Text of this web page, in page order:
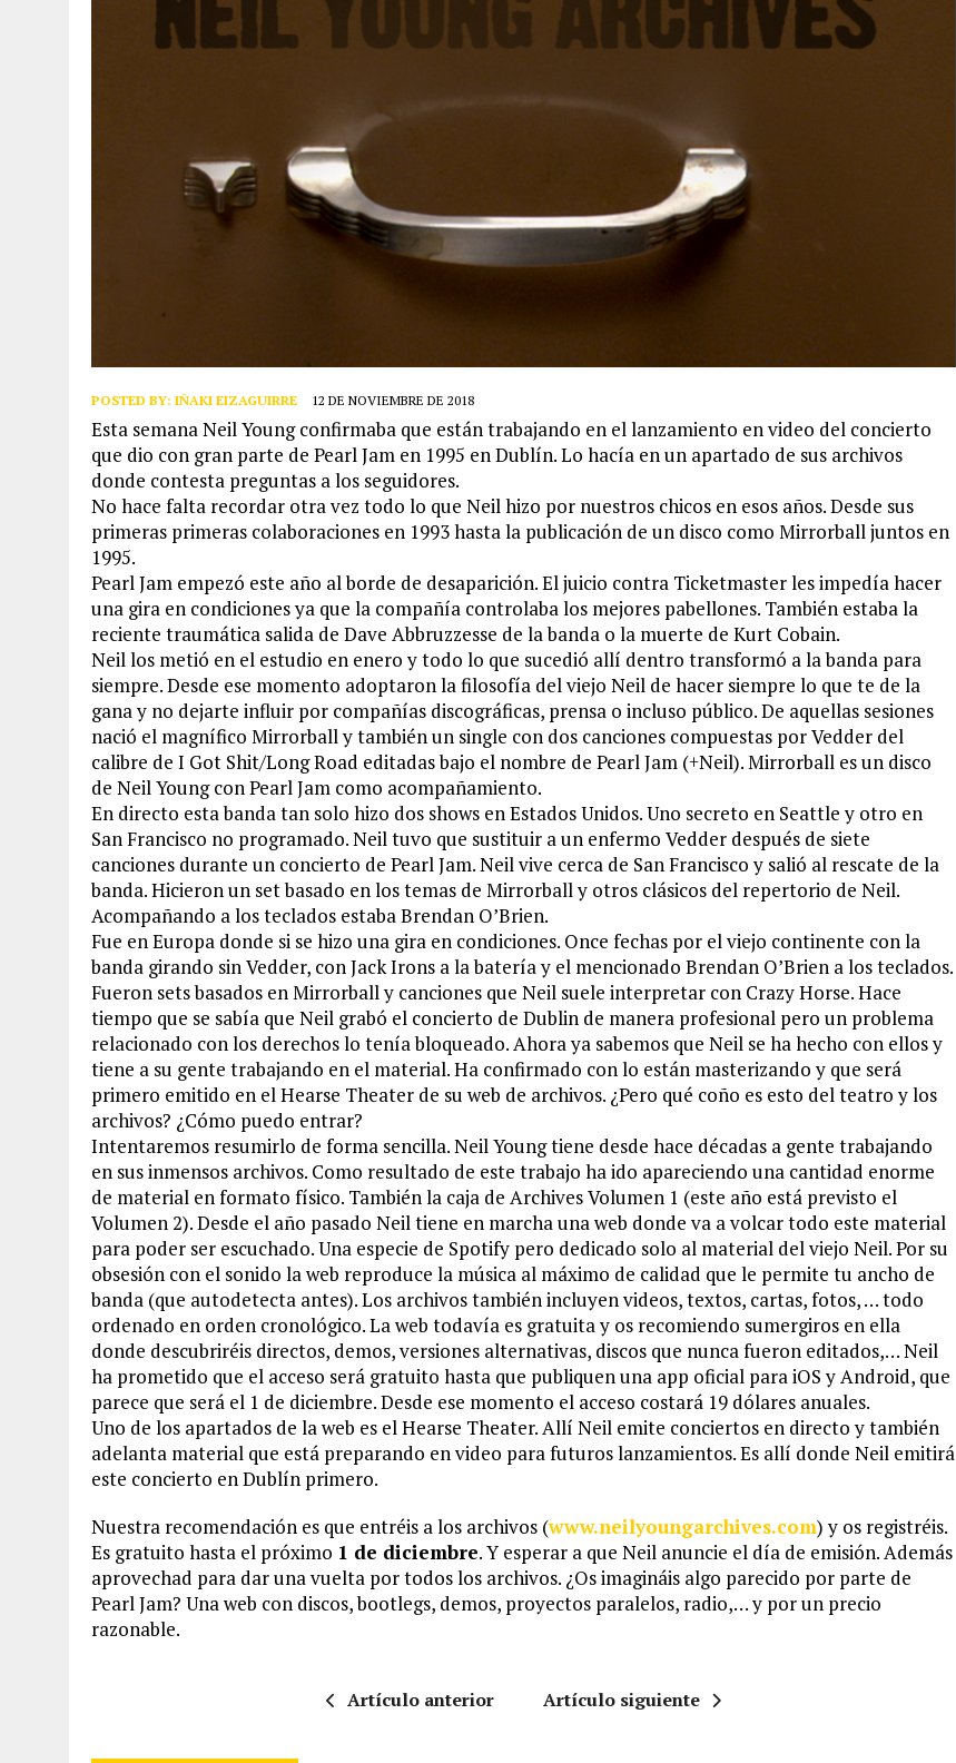
POSTED BY: IÑAKI EIZAGUIRRE 12 DE NOVIEMBRE DE 2018
Esta semana Neil Young confirmaba que están trabajando en el lanzamiento en video del concierto
que dio con gran parte de Pearl Jam en 1995 en Dublín. Lo hacía en un apartado de sus archivos
donde contesta preguntas a los seguidores.
No hace falta recordar otra vez todo lo que Neil hizo por nuestros chicos en esos años. Desde sus
primeras primeras colaboraciones en 1993 hasta la publicación de un disco como Mirrorball juntos en
1995.
Pearl Jam empezó este año al borde de desaparición. El juicio contra Ticketmaster les impedía hacer
una gira en condiciones ya que la compañía controlaba los mejores pabellones. También estaba la
reciente traumática salida de Dave Abbruzzesse de la banda o la muerte de Kurt Cobain.
Neil los metió en el estudio en enero y todo lo que sucedió allí dentro transformó a la banda para
siempre. Desde ese momento adoptaron la filosofía del viejo Neil de hacer siempre lo que te de la
gana y no dejarte influir por compañías discográficas, prensa o incluso público. De aquellas sesiones
nació el magnífico Mirrorball y también un single con dos canciones compuestas por Vedder del
calibre de I Got Shit/Long Road editadas bajo el nombre de Pearl Jam (+Neil). Mirrorball es un disco
de Neil Young con Pearl Jam como acompañamiento.
En directo esta banda tan solo hizo dos shows en Estados Unidos. Uno secreto en Seattle y otro en
San Francisco no programado. Neil tuvo que sustituir a un enfermo Vedder después de siete
canciones durante un concierto de Pearl Jam. Neil vive cerca de San Francisco y salió al rescate de la
banda. Hicieron un set basado en los temas de Mirrorball y otros clásicos del repertorio de Neil.
Acompañando a los teclados estaba Brendan O’Brien.
Fue en Europa donde si se hizo una gira en condiciones. Once fechas por el viejo continente con la
banda girando sin Vedder, con Jack Irons a la batería y el mencionado Brendan O’Brien a los teclados.
Fueron sets basados en Mirrorball y canciones que Neil suele interpretar con Crazy Horse. Hace
tiempo que se sabía que Neil grabó el concierto de Dublin de manera profesional pero un problema
relacionado con los derechos lo tenía bloqueado. Ahora ya sabemos que Neil se ha hecho con ellos y
tiene a su gente trabajando en el material. Ha confirmado con lo están masterizando y que será
primero emitido en el Hearse Theater de su web de archivos. ¿Pero qué coño es esto del teatro y los
archivos? ¿Cómo puedo entrar?
Intentaremos resumirlo de forma sencilla. Neil Young tiene desde hace décadas a gente trabajando
en sus inmensos archivos. Como resultado de este trabajo ha ido apareciendo una cantidad enorme
de material en formato físico. También la caja de Archives Volumen 1 (este año está previsto el
Volumen 2). Desde el año pasado Neil tiene en marcha una web donde va a volcar todo este material
para poder ser escuchado. Una especie de Spotify pero dedicado solo al material del viejo Neil. Por su
obsesión con el sonido la web reproduce la música al máximo de calidad que le permite tu ancho de
banda (que autodetecta antes). Los archivos también incluyen videos, textos, cartas, fotos, … todo
ordenado en orden cronológico. La web todavía es gratuita y os recomiendo sumergiros en ella
donde descubriréis directos, demos, versiones alternativas, discos que nunca fueron editados,… Neil
ha prometido que el acceso será gratuito hasta que publiquen una app oficial para iOS y Android, que
parece que será el 1 de diciembre. Desde ese momento el acceso costará 19 dólares anuales.
Uno de los apartados de la web es el Hearse Theater. Allí Neil emite conciertos en directo y también
adelanta material que está preparando en video para futuros lanzamientos. Es allí donde Neil emitirá
este concierto en Dublín primero.
Nuestra recomendación es que entréis a los archivos (www.neilyoungarchives.com) y os registréis.
Es gratuito hasta el próximo 1 de diciembre. Y esperar a que Neil anuncie el día de emisión. Además
aprovechad para dar una vuelta por todos los archivos. ¿Os imagináis algo parecido por parte de
Pearl Jam? Una web con discos, bootlegs, demos, proyectos paralelos, radio,… y por un precio
razonable.
Artículo anterior Artículo siguiente